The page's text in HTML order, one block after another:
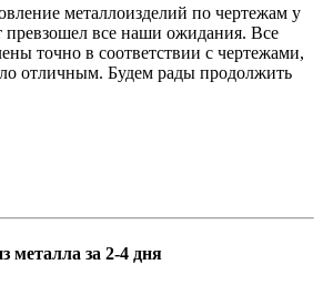
металлоизделий по чертежам у
превзошел все наши ожидания. Все
точно в соответствии с чертежами,
отличным. Будем рады продолжить
металла за 2-4 дня